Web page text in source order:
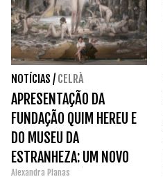
NOTÍCIAS / CELRÀ
APRESENTAÇÃO DA
FUNDAÇÃO QUIM HEREU E
DO MUSEU DA
ESTRANHEZA: UM NOVO
Alexandra Planas